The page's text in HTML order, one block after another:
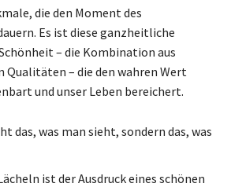
die den Moment des
Es ist diese ganzheitliche
– die Kombination aus
Qualitäten – die den wahren Wert
und unser Leben bereichert.
das, was man sieht, sondern das, was
ist der Ausdruck eines schönen